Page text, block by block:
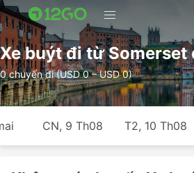
Xe buýt đi từ Somerset
0 chuyến đi (USD 0 – USD 0)
CN, 9 Th08 T2, 10 Th08